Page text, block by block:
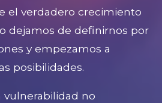
el verdadero crecimiento
dejamos de definirnos por
y empezamos a
posibilidades.
vulnerabilidad no